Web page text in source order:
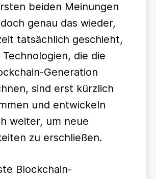
beiden Meinungen
genau das wieder,
tatsächlich geschieht,
die die
Generation
sind erst kürzlich
und entwickeln
weiter, um neue
zu erschließen.
Blockchain-